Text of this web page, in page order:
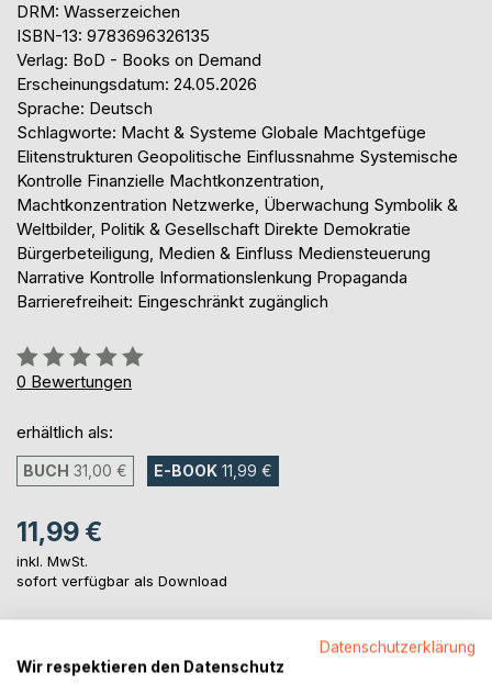
DRM: Wasserzeichen
ISBN-13: 9783696326135
Verlag: BoD - Books on Demand
Erscheinungsdatum: 24.05.2026
Sprache: Deutsch
Schlagworte: Macht & Systeme Globale Machtgefüge
Elitenstrukturen Geopolitische Einflussnahme Systemische
Kontrolle Finanzielle Machtkonzentration,
Machtkonzentration Netzwerke, Überwachung Symbolik &
Weltbilder, Politik & Gesellschaft Direkte Demokratie
Bürgerbeteiligung, Medien & Einfluss Mediensteuerung
Narrative Kontrolle Informationslenkung Propaganda
Barrierefreiheit: Eingeschränkt zugänglich
Bewertung::
0%
0 Bewertungen
erhältlich als:
BUCH 31,00 € E-BOOK 11,99 €
11,99 €
inkl. MwSt.
sofort verfügbar als Download
IN DEN WARENKORB
Datenschutzerklärung
Wir respektieren den Datenschutz